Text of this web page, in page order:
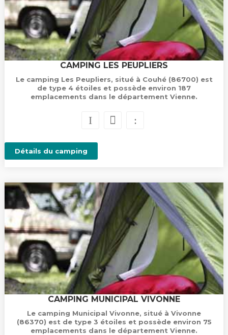
CAMPING LES PEUPLIERS
Le camping Les Peupliers, situé à Couhé (86700) est
de type 4 étoiles et possède environ 187
emplacements dans le département Vienne.
Détails du camping
CAMPING MUNICIPAL VIVONNE
Le camping Municipal Vivonne, situé à Vivonne
(86370) est de type 3 étoiles et possède environ 75
emplacements dans le département Vienne.